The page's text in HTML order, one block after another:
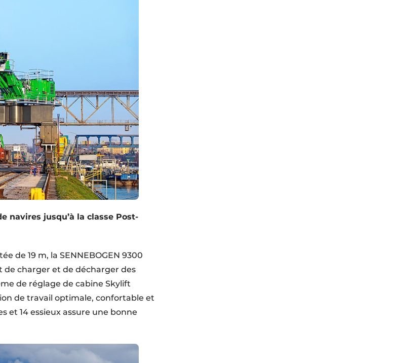
navires jusqu’à la classe Post-
de 19 m, la SENNEBOGEN 9300
de charger et de décharger des
de réglage de cabine Skylift
de travail optimale, confortable et
et 14 essieux assure une bonne